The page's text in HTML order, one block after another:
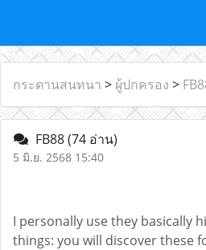
กระดานสนทนา > ผู้ปกครอง >
FB88(74 อ่าน)
5 มิ.ย. 2568 15:40
I personally use they basically
things: you will discover these